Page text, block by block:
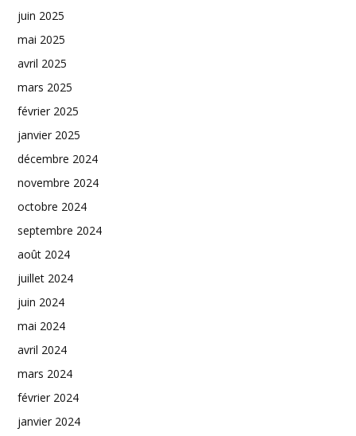
juin 2025
mai 2025
avril 2025
mars 2025
février 2025
janvier 2025
décembre 2024
novembre 2024
octobre 2024
septembre 2024
août 2024
juillet 2024
juin 2024
mai 2024
avril 2024
mars 2024
février 2024
janvier 2024